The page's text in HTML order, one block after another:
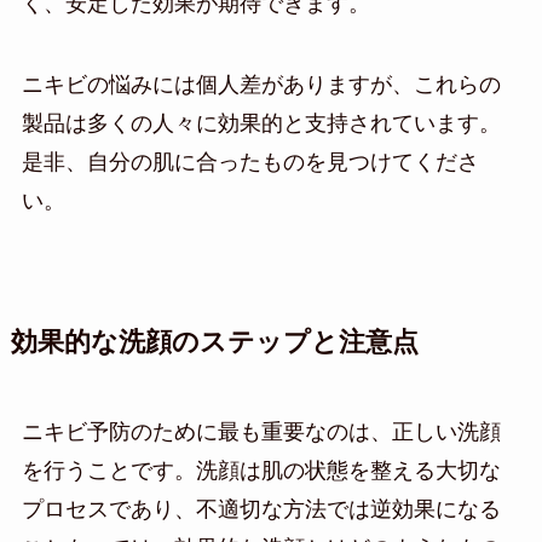
ニキビの悩みには個人差がありますが、これらの
製品は多くの人々に効果的と支持されています。
是非、自分の肌に合ったものを見つけてくださ
い。
効果的な洗顔のステップと注意点
ニキビ予防のために最も重要なのは、正しい洗顔
を行うことです。洗顔は肌の状態を整える大切な
プロセスであり、不適切な方法では逆効果になる